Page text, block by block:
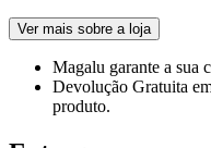
Ver mais sobre a loja
Magalu garante a sua
Devolução Gratuita
produto.